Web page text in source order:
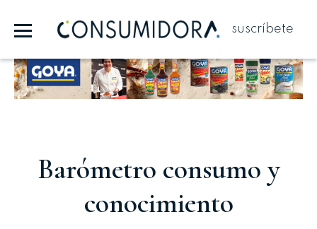
suscríbete
Barómetro consumo y
conocimiento